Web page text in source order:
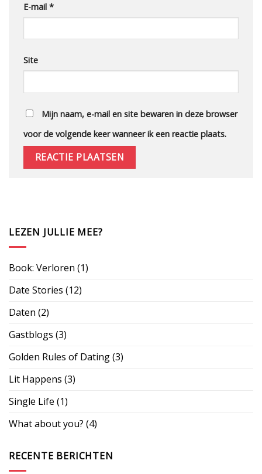
E-mail *
Site
Mijn naam, e-mail en site bewaren in deze browser
voor de volgende keer wanneer ik een reactie plaats.
LEZEN JULLIE MEE?
Book: Verloren (1)
Date Stories (12)
Daten (2)
Gastblogs (3)
Golden Rules of Dating(3)
Lit Happens (3)
Single Life (1)
What about you? (4)
RECENTE BERICHTEN